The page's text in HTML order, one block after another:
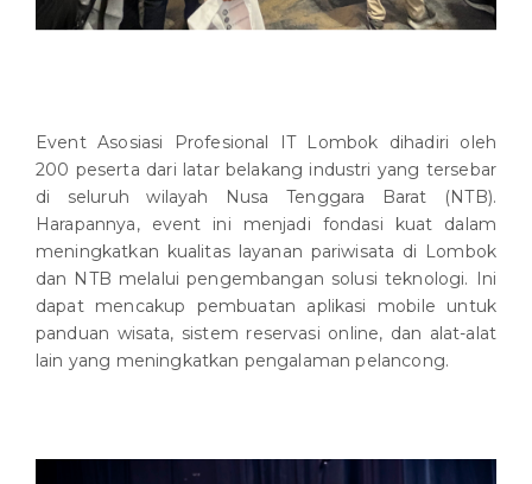
Event Asosiasi Profesional IT Lombok dihadiri oleh
200 peserta dari latar belakang industri yang tersebar
di seluruh wilayah Nusa Tenggara Barat (NTB).
Harapannya, event ini menjadi fondasi kuat dalam
meningkatkan kualitas layanan pariwisata di Lombok
dan NTB melalui pengembangan solusi teknologi. Ini
dapat mencakup pembuatan aplikasi mobile untuk
panduan wisata, sistem reservasi online, dan alat-alat
lain yang meningkatkan pengalaman pelancong.